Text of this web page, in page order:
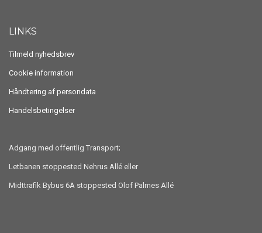
LINKS
Tilmeld nyhedsbrev
Cookie information
Håndtering af persondata
Handelsbetingelser
Adgang med offentlig Transport;
Letbanen stoppested Nehrus Allé eller
Midttrafik Bybus 6A stoppested Olof Palmes Allé